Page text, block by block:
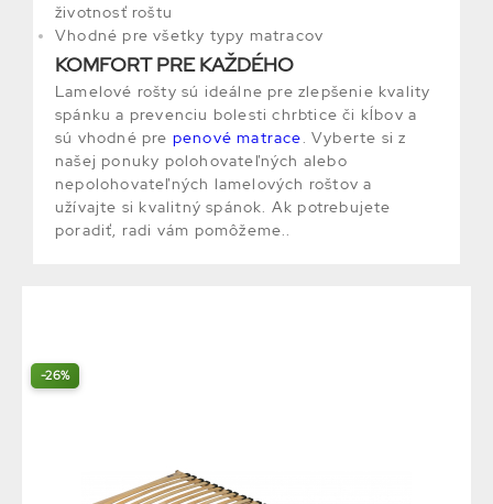
životnosť roštu
Vhodné pre všetky typy matracov
KOMFORT PRE KAŽDÉHO
Lamelové rošty sú ideálne pre zlepšenie kvality
spánku a prevenciu bolesti chrbtice či kĺbov a
sú vhodné pre penové matrace. Vyberte si z
našej ponuky polohovateľných alebo
nepolohovateľných lamelových roštov a
užívajte si kvalitný spánok. Ak potrebujete
poradiť, radi vám pomôžeme..
-26%